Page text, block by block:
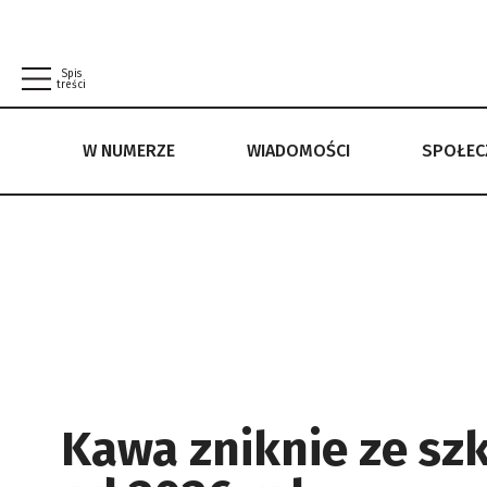
Spis
treści
W NUMERZE WIADOMOŚCI
W NUMERZE WIADOMOŚCI SPOŁECZEŃSTWO
Kawa zniknie ze